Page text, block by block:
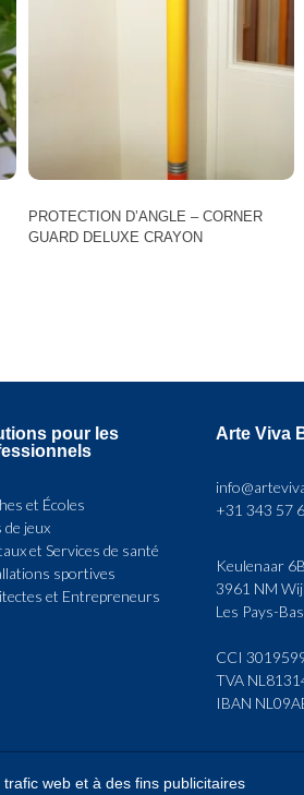
PROTECTION D’ANGLE – CORNER
GUARD DELUXE CRAYON
Les
peuvent
être
choisies
produit
pour les
et Écoles
de jeux
et Services de santé
sportives
et Entrepreneurs
Arte Viva
+31 343 57
Keulenaar 6B
3961 NM
Les Pays-Bas
CCI
TVA
IBAN